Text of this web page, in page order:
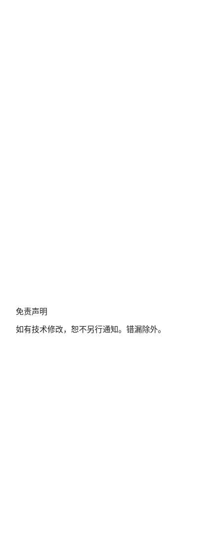
免
声
免责声明
如有技术修改，恕不另行通知。错漏除外。